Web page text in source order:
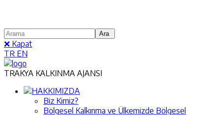
❌ Kapat
TR EN
TRAKYA KALKINMA AJANSI
HAKKIMIZDA
Biz Kimiz?
Bölgesel Kalkınma ve Ülkemizde Bölgesel